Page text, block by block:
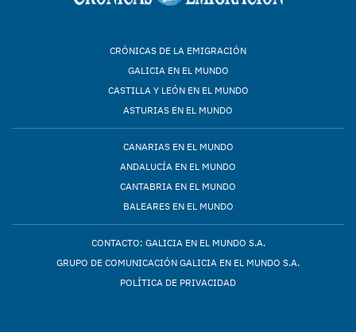
CRÓNICAS DE LA EMIGRACIÓN
GALICIA EN EL MUNDO
CASTILLA Y LEÓN EN EL MUNDO
ASTURIAS EN EL MUNDO
CANARIAS EN EL MUNDO
ANDALUCÍA EN EL MUNDO
CANTABRIA EN EL MUNDO
BALEARES EN EL MUNDO
CONTACTO: GALICIA EN EL MUNDO S.A.
GRUPO DE COMUNICACIÓN GALICIA EN EL MUNDO S.A.
POLÍTICA DE PRIVACIDAD